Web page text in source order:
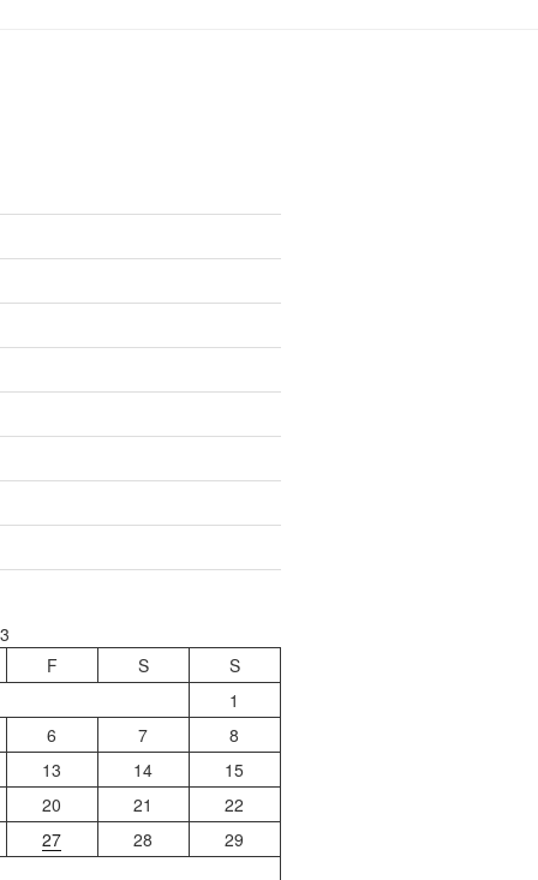
F S
S
1
6 7
8
13 14
15
20 21
22
27 28
29